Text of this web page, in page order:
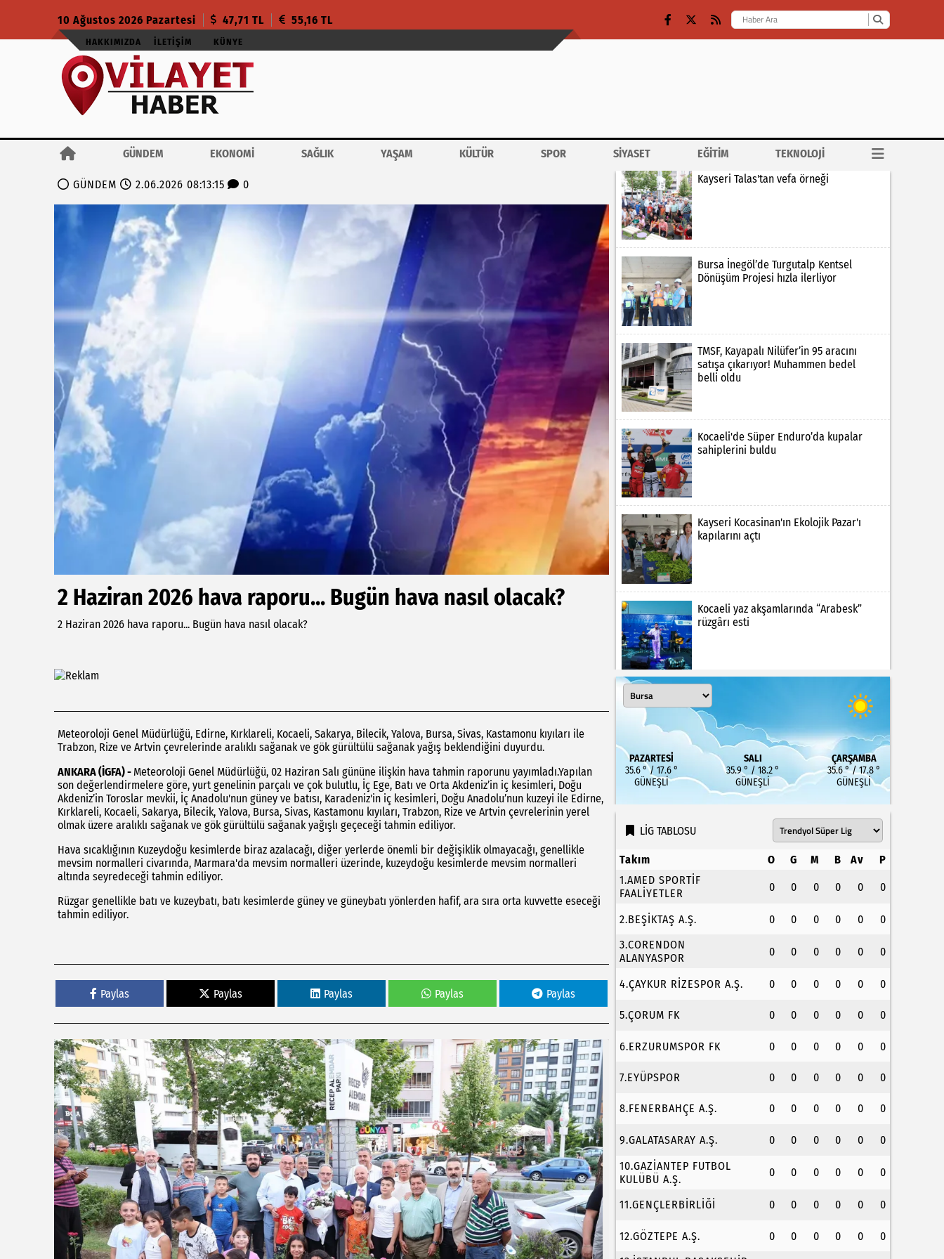
10 Ağustos 2026 Pazartesi 47,71 TL 55,16 TL
HAKKIMIZDA İLETIŞIM KÜNYE
GÜNDEM EKONOMİ SAĞLIK YAŞAM KÜLTÜR SPOR SİYASET EĞİTİM TEKNOLOJİ
GÜNDEM 2.06.2026 08:13:15 0
2 Haziran 2026 hava raporu... Bugün hava nasıl olacak?
2 Haziran 2026 hava raporu... Bugün hava nasıl olacak?
Meteoroloji Genel Müdürlüğü, Edirne, Kırklareli, Kocaeli, Sakarya, Bilecik, Yalova, Bursa, Sivas, Kastamonu kıyıları ile
Trabzon, Rize ve Artvin çevrelerinde aralıklı sağanak ve gök gürültülü sağanak yağış beklendiğini duyurdu.
ANKARA (İGFA) - Meteoroloji Genel Müdürlüğü, 02 Haziran Salı gününe ilişkin hava tahmin raporunu yayımladı.Yapılan
son değerlendirmelere göre, yurt genelinin parçalı ve çok bulutlu, İç Ege, Batı ve Orta Akdeniz’in iç kesimleri, Doğu
Akdeniz’in Toroslar mevkii, İç Anadolu'nun güney ve batısı, Karadeniz'in iç kesimleri, Doğu Anadolu’nun kuzeyi ile Edirne,
Kırklareli, Kocaeli, Sakarya, Bilecik, Yalova, Bursa, Sivas, Kastamonu kıyıları, Trabzon, Rize ve Artvin çevrelerinin yerel
olmak üzere aralıklı sağanak ve gök gürültülü sağanak yağışlı geçeceği tahmin ediliyor.
Hava sıcaklığının Kuzeydoğu kesimlerde biraz azalacağı, diğer yerlerde önemli bir değişiklik olmayacağı, genellikle
mevsim normalleri civarında, Marmara'da mevsim normalleri üzerinde, kuzeydoğu kesimlerde mevsim normalleri
altında seyredeceği tahmin ediliyor.
Rüzgar genellikle batı ve kuzeybatı, batı kesimlerde güney ve güneybatı yönlerden hafif, ara sıra orta kuvvette eseceği
tahmin ediliyor.
Paylas Paylas Paylas Paylas Paylas
Kayseri Talas'tan vefa örneği
Bursa İnegöl’de Turgutalp Kentsel
Dönüşüm Projesi hızla ilerliyor
TMSF, Kayapalı Nilüfer’in 95 aracını
satışa çıkarıyor! Muhammen bedel
belli oldu
Kocaeli'de Süper Enduro’da kupalar
sahiplerini buldu
Kayseri Kocasinan'ın Ekolojik Pazar'ı
kapılarını açtı
Kocaeli yaz akşamlarında “Arabesk”
rüzgârı esti
PAZARTESI
35.6 ° / 17.6 °
GÜNEŞLI
SALI
35.9 ° / 18.2 °
GÜNEŞLI
ÇARŞAMBA
35.6 ° / 17.8 °
GÜNEŞLI
LİG TABLOSU
Takım O G M B Av
P
1.AMED SPORTİF
FAALİYETLER
0 0 0 0 0 0
2.BEŞİKTAŞ A.Ş. 0 0 0 0 0
0
3.CORENDON
ALANYASPOR
0 0 0 0 0 0
4.ÇAYKUR RİZESPOR A.Ş. 0 0 0 0 0 0
5.ÇORUM FK 0 0 0 0 0 0
6.ERZURUMSPOR FK 0 0 0 0 0 0
7.EYÜPSPOR 0 0 0 0 0 0
8.FENERBAHÇE A.Ş. 0 0 0 0 0 0
9.GALATASARAY A.Ş. 0 0 0 0 0
0
10.GAZİANTEP FUTBOL
KULÜBÜ A.Ş.
0 0 0 0 0 0
11.GENÇLERBİRLİĞİ 0 0 0 0 0 0
12.GÖZTEPE A.Ş. 0 0 0 0 0
0